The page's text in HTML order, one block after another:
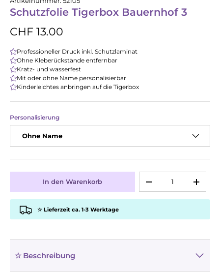
Schutzfolie Tigerbox Bauernhof 3
CHF 13.00
Professioneller Druck inkl. Schutzlaminat
Ohne Kleberückstände entfernbar
Kratz- und wasserfest
Mit oder ohne Name personalisierbar
Kinderleichtes anbringen auf die Tigerbox
Personalisierung
Ohne Name
-
+
In den Warenkorb
☆ Lieferzeit ca. 1-3 Werktage
☆ Beschreibung